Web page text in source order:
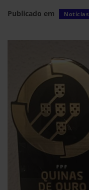
Publicado em Notícias